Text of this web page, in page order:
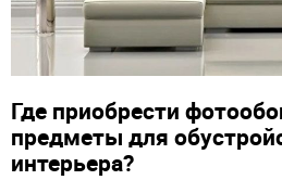
Где приобрести
предметы для
интерьера?